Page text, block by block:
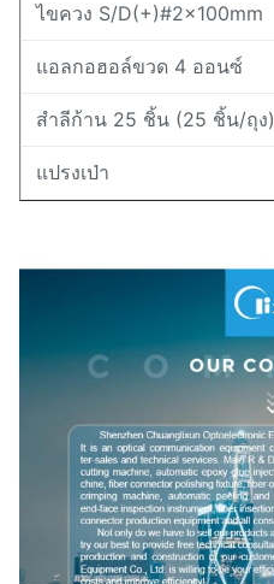
ไขควง S/D(+)#2×100mm
แอลกอฮอล์ขวด 4 ออนซ์
สำลีก้าน 25 ชิ้น (25 ชิ้น/ถุง)
แปรงเป่า